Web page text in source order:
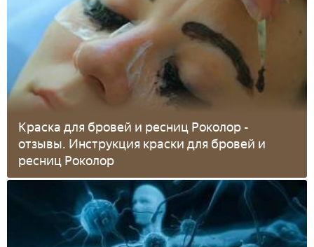
Краска для бровей и ресниц Роколор -
отзывы. Инструкция краски для бровей и
ресниц Роколор